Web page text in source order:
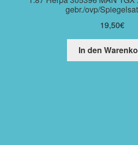
gebr./ovp/
19,50€
In den